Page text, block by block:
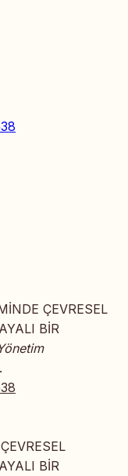
ÇEVRESEL
BİR
BİR